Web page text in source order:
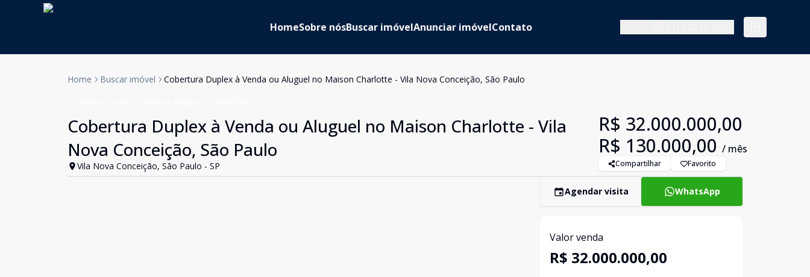
HomeSobre nósBuscar imóvelAnunciar imóvelContato
Home Buscar imóvel Cobertura Duplex à Venda ou Aluguel no Maison Charlotte - Vila Nova Conceição, São Paulo
Cobertura Duplex à Venda ou Aluguel no Maison Charlotte - Vila
Nova Conceição, São Paulo
Vila Nova Conceição, São Paulo - SP
R$ 32.000.000,00
R$ 130.000,00 / mês
Compartilhar Favorito
Agendar visita WhatsApp
Valor venda
R$ 32.000.000,00